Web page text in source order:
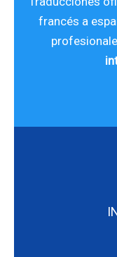
francés a